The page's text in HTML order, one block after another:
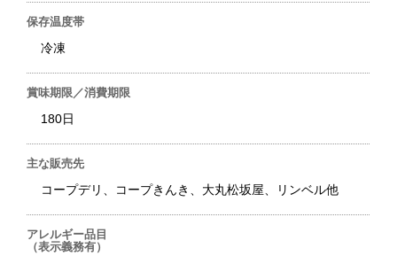
保存温度帯
冷凍
賞味期限／消費期限
180日
主な販売先
コープデリ、コープきんき、大丸松坂屋、リンベル他
アレルギー品目
（表示義務有）